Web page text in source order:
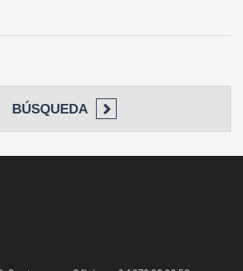
BÚSQUEDA